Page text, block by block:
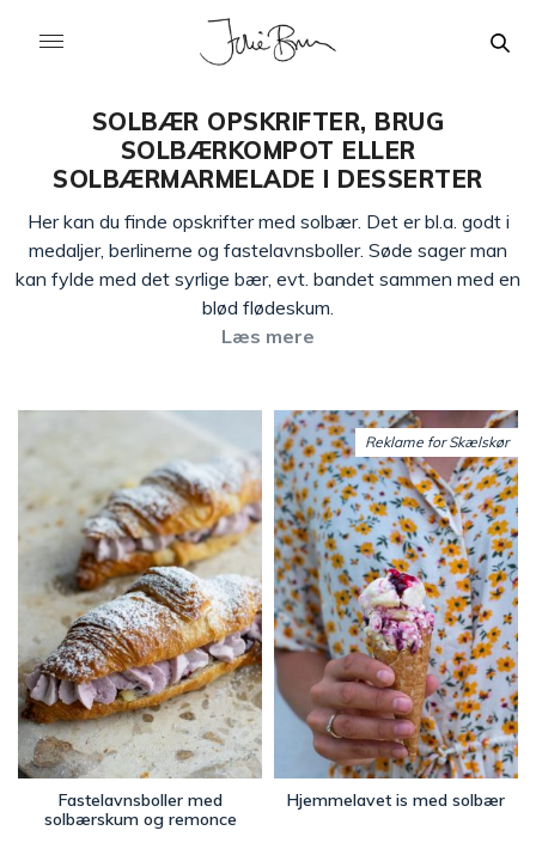
SOLBÆR OPSKRIFTER, BRUG
SOLBÆRKOMPOT ELLER
SOLBÆRMARMELADE I DESSERTER
Her kan du finde opskrifter med solbær. Det er bl.a. godt i
medaljer, berlinerne og fastelavnsboller. Søde sager man
kan fylde med det syrlige bær, evt. bandet sammen med en
blød flødeskum.
Læs mere
Fastelavnsboller med
solbærskum og remonce
Reklame for Skælskør
Hjemmelavet is med solbær